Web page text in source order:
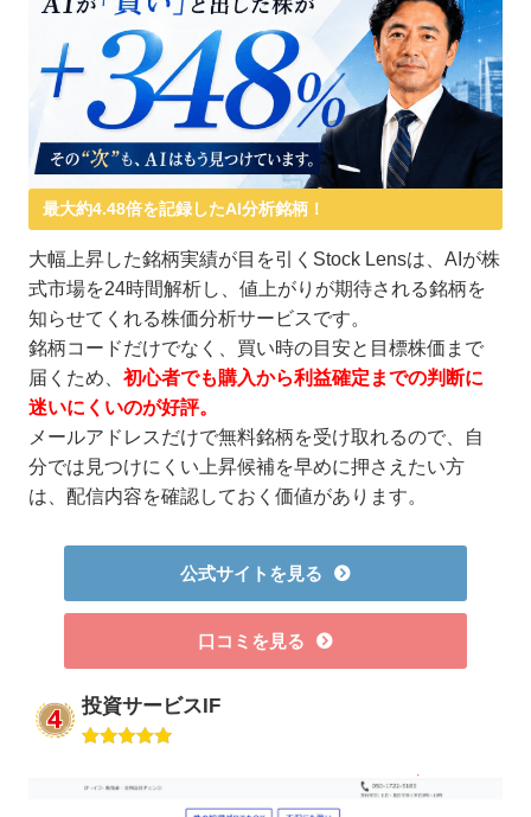
最大約4.48倍を記録したAI分析銘柄！
大幅上昇した銘柄実績が目を引くStock Lensは、AIが株
式市場を24時間解析し、値上がりが期待される銘柄を
知らせてくれる株価分析サービスです。
銘柄コードだけでなく、買い時の目安と目標株価まで
届くため、初心者でも購入から利益確定までの判断に
迷いにくいのが好評。
メールアドレスだけで無料銘柄を受け取れるので、自
分では見つけにくい上昇候補を早めに押さえたい方
は、配信内容を確認しておく価値があります。
公式サイトを見る
口コミを見る
投資サービスIF